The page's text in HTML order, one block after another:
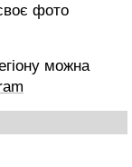
фото
можна